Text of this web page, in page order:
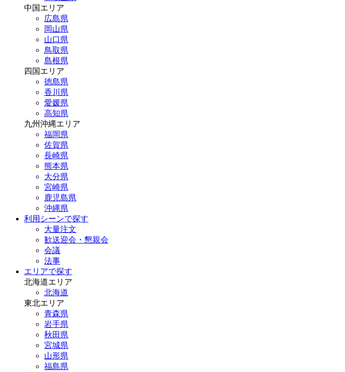
中国エリア
広島県
岡山県
山口県
鳥取県
島根県
四国エリア
徳島県
香川県
愛媛県
高知県
九州沖縄エリア
福岡県
佐賀県
長崎県
熊本県
大分県
宮崎県
鹿児島県
沖縄県
利用シーンで探す
大量注文
歓送迎会・懇親会
会議
法事
エリアで探す
北海道エリア
北海道
東北エリア
青森県
岩手県
秋田県
宮城県
山形県
福島県